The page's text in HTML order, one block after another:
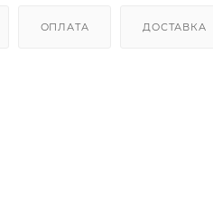
ОПЛАТА ДОСТАВКА